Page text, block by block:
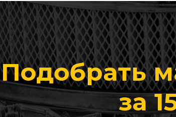
Подобрать
за